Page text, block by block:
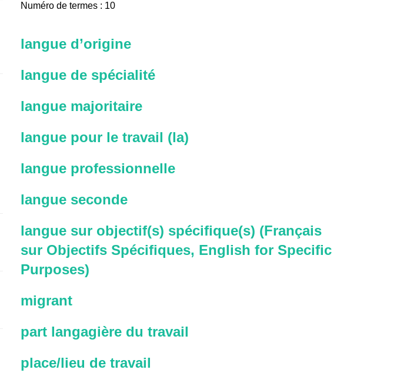
Numéro de termes : 10
langue d’origine
langue de spécialité
langue majoritaire
langue pour le travail (la)
langue professionnelle
langue seconde
langue sur objectif(s) spécifique(s) (Français
sur Objectifs Spécifiques, English for Specific
Purposes)
migrant
part langagière du travail
place/lieu de travail